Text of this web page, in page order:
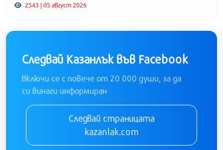
2543 | 05 август 2026
Следвай Казанлък във Facebook
Включи се с повече от 20 000 души, за да
си винаги информиран
Следвай страницата
kazanlak.com